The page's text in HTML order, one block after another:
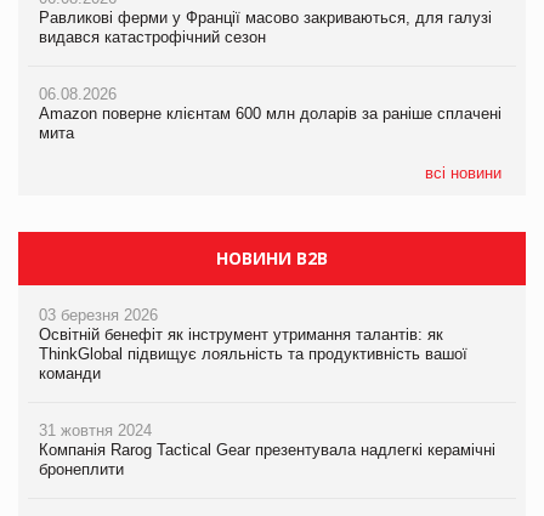
Равликові ферми у Франції масово закриваються, для галузі
видався катастрофічний сезон
06.08.2026
Amazon поверне клієнтам 600 млн доларів за раніше сплачені
мита
всі новини
Равликові ферми у Франції масово закриваються, для галузі
видався катастрофічний сезон
06.08.2026
Amazon поверне клієнтам 600 млн доларів за раніше сплачені
мита
Amazon поверне клієнтам 600 млн доларів за раніше сплачені
мита
05.08.2026
У Євросоюзі набули чинності нові правила щодо штучного
інтелекту
НОВИНИ B2B
03 березня 2026
Освітній бенефіт як інструмент утримання талантів: як
ThinkGlobal підвищує лояльність та продуктивність вашої
команди
31 жовтня 2024
Компанія Rarog Tactical Gear презентувала надлегкі керамічні
бронеплити